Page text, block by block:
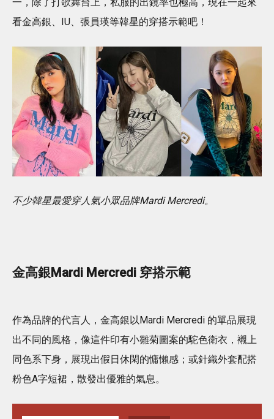
看金高銀、IU、張員瑛等韓星的穿搭示範吧！
不少韓星最愛穿人氣小眾品牌Mardi Mercredi。
金高銀Mardi Mercredi 穿搭示範
作為品牌的代言人，金高銀以Mardi Mercredi 的單品展現
出不同的風格，像這件印有小雛菊圖案的駝色衛衣，襯上
同色系下身，展現出假日休閑的慵懶感；或針織外套配搭
粉色A字短裙，散發出優雅的氣息。